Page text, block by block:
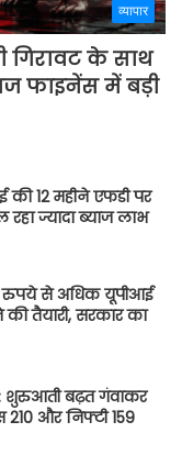
व्यापार
गिरावट के साथ
फाइनेंस में बड़ी
की 12 महीने एफडी पर
रहा ज्यादा ब्याज लाभ
रुपये से अधिक यूपीआई
तैयारी, सरकार का
शुरुआती बढ़त गंवाकर
210 और निफ्टी 159